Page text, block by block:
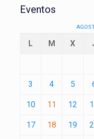
Eventos
L M X
3 4 5
10 11 12
17 18 19